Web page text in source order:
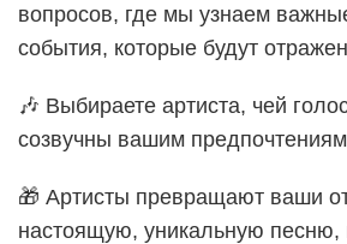
вопросов, где мы узнаем
события, которые будут
🎶 Выбираете артиста, чей
созвучны вашим предпочтениям
🎁 Артисты превращают ваши
настоящую, уникальную песню,